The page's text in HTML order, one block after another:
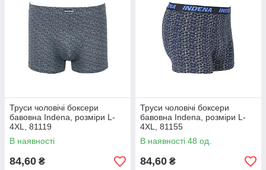
Труси чоловічі боксери
бавовна Indena, розміри L-
4XL, 81119
В наявності
84,60 ₴
Труси чоловічі боксери
бавовна Indena, розміри L-
4XL, 81155
В наявності 48 од.
84,60 ₴